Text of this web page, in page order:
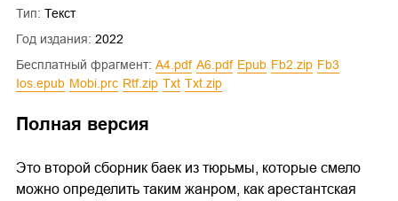
Тип: Текст
Год издания: 2022
Бесплатный фрагмент:
a4.pdf a6.pdf epub fb2.zip
fb3
ios.epub
mobi.prc rtf.zip txt txt.zip
Полная версия
Это второй сборник баек из тюрьмы, которые смело
можно определить таким жанром, как арестантская